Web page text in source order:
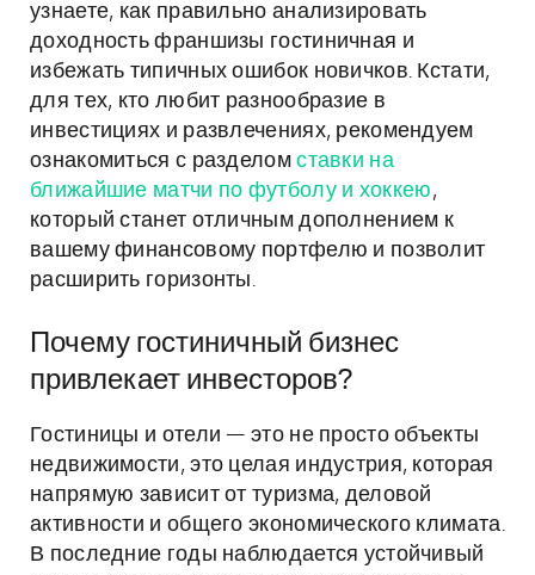
узнаете, как правильно анализировать
доходность франшизы гостиничная и
избежать типичных ошибок новичков. Кстати,
для тех, кто любит разнообразие в
инвестициях и развлечениях, рекомендуем
ознакомиться с разделомставки на
ближайшие матчи по футболу и хоккею,
который станет отличным дополнением к
вашему финансовому портфелю и позволит
расширить горизонты.
Почему гостиничный бизнес
привлекает инвесторов?
Гостиницы и отели — это не просто объекты
недвижимости, это целая индустрия, которая
напрямую зависит от туризма, деловой
активности и общего экономического климата.
В последние годы наблюдается устойчивый